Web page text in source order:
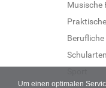
Um einen optimalen
Musische
Schularten